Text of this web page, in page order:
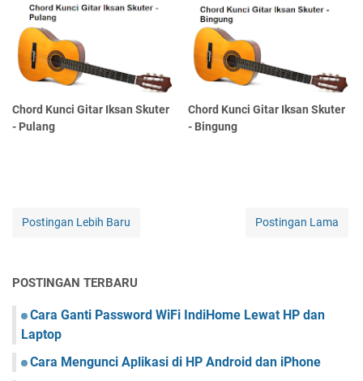
Chord Kunci Gitar Iksan Skuter
- Pulang
Chord Kunci Gitar Iksan Skuter
- Bingung
Postingan Lebih Baru Postingan Lama
POSTINGAN TERBARU
Cara Ganti Password WiFi IndiHome Lewat HP dan
Laptop
Cara Mengunci Aplikasi di HP Android dan iPhone